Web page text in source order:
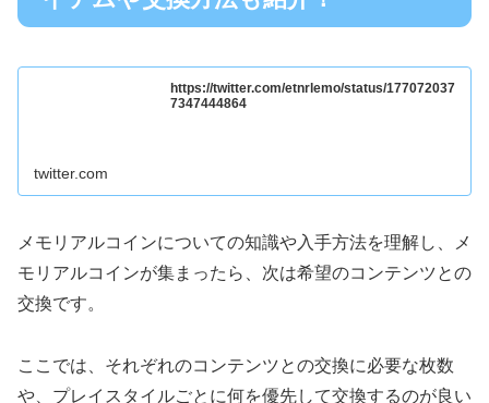
https://twitter.com/etnrlemo/status/177072037
7347444864
twitter.com
メモリアルコインについての知識や入手方法を理解し、メ
モリアルコインが集まったら、次は希望のコンテンツとの
交換です。
ここでは、それぞれのコンテンツとの交換に必要な枚数
や、プレイスタイルごとに何を優先して交換するのが良い